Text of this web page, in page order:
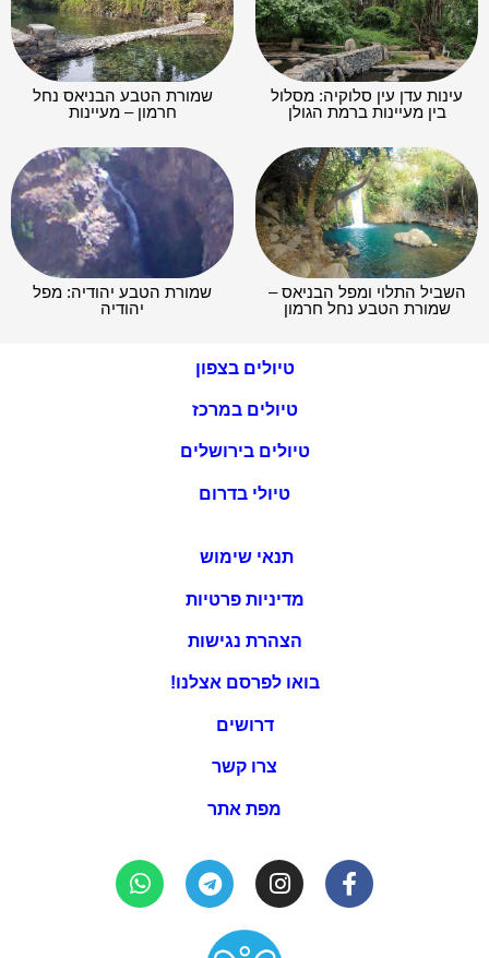
עינות עדן עין סלוקיה: מסלול
בין מעיינות ברמת הגולן
שמורת הטבע הבניאס נחל
חרמון – מעיינות
השביל התלוי ומפל הבניאס –
שמורת הטבע נחל חרמון
שמורת הטבע יהודיה: מפל
יהודיה
טיולים בצפון
טיולים במרכז
טיולים בירושלים
טיולי בדרום
תנאי שימוש
מדיניות פרטיות
הצהרת נגישות
בואו לפרסם אצלנו!
דרושים
צרו קשר
מפת אתר